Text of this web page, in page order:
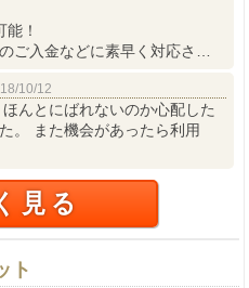
！
ご入金などに素早く対応さ…
10/12
んとにばれないのか心配した
。 また機会があったら利用
見る
ト